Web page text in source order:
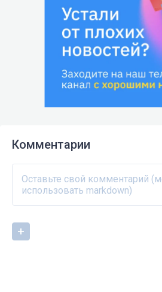
Комментарии